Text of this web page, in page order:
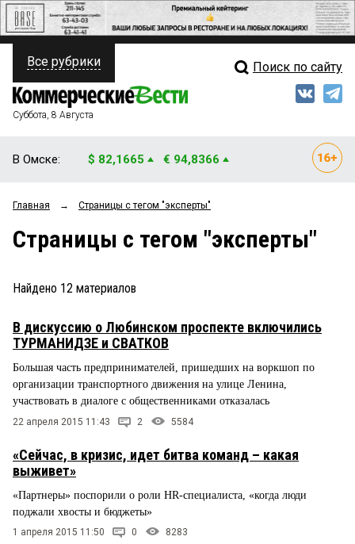
ПОЛИТИКА
ФИНАНСЫ
ОБЩЕСТВО
ЗАКОН
НОВОСТИ КОМПАНИЙ
СТИЛЬ ЖИЗНИ
Свежий выпуск
Мнения
Рейтинги
Все рубрики Поиск по сайту
Суббота, 8 Августа
В Омске: $ 82,1665 € 94,8366
Главная → Страницы c тегом "эксперты"
Страницы c тегом "эксперты"
Найдено 12 материалов
В дискуссию о Любинском проспекте включились
ТУРМАНИДЗЕ и СВАТКОВ
Большая часть предпринимателей, пришедших на воркшоп по
организации транспортного движения на улице Ленина,
участвовать в диалоге с общественниками отказалась
22 апреля 2015 11:43 2 5584
«Сейчас, в кризис, идет битва команд – какая
выживет»
«Партнеры» поспорили о роли HR-специалиста, «когда люди
поджали хвосты и бюджеты»
1 апреля 2015 11:50 0 8283